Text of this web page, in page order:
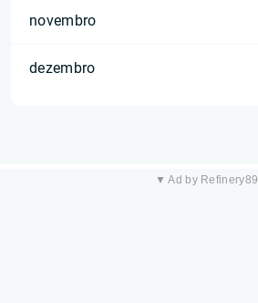
novembro
dezembro
▼ Ad by Refinery89